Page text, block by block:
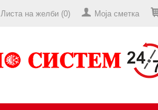
Листа на желби (0) Моја сметка